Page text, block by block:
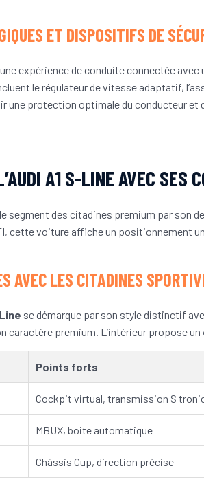
ET DISPOSITIFS DE
expérience de conduite connectée
le régulateur de vitesse adaptatif,
protection optimale du conducteur et
A1 S-LINE AVEC SES
segment des citadines premium par son
cette voiture affiche un positionnement
AVEC LES CITADINES
se démarque par son style distinctif
caractère premium. L’intérieur propose un
Points forts
Cockpit virtual, transmission S
MBUX, boite automatique
Châssis Cup, direction précise